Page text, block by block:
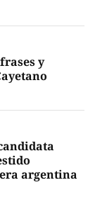
y
argentina